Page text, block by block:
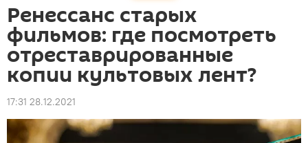
Ренессанс старых
фильмов: где посмотреть
отреставрированные
копии культовых лент?
17:31 28.12.2021